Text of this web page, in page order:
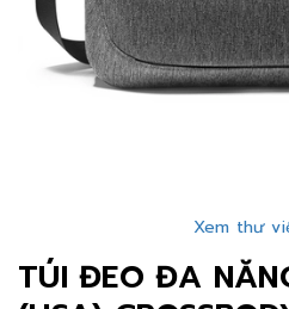
Xem thư
TÚI ĐEO ĐA